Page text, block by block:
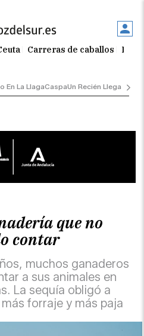
Carreras de caballos
En La LlagaCaspaUn Recién Llegado
que no
contar
muchos ganaderos
a sus animales en
La sequía obligó a
forraje y más paja